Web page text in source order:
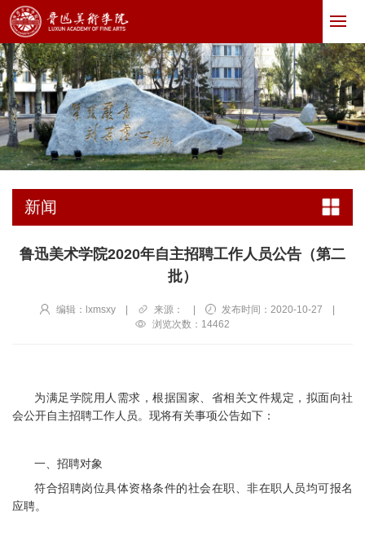
新闻
鲁迅美术学院2020年自主招聘工作人员公告（第二
批）
编辑：lxmsxy | 来源： | 发布时间：2020-10-27
|
浏览次数： 14462
为满足学院用人需求，根据国家、省相关文件规定，拟面向社
会公开自主招聘工作人员。现将有关事项公告如下：
一、招聘对象
符合招聘岗位具体资格条件的社会在职、非在职人员均可报名
应聘。